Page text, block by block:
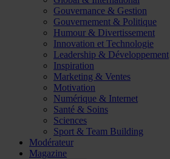
Gouvernance & Gestion
Gouvernement & Politique
Humour & Divertissement
Innovation et Technologie
Leadership & Développement
Inspiration
Marketing & Ventes
Motivation
Numérique & Internet
Santé & Soins
Sciences
Sport & Team Building
Modérateur
Magazine